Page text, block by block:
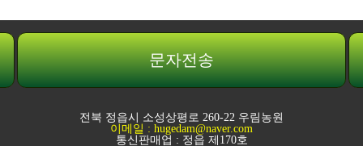
문자전송
전북 정읍시 소성상평로 260-22 우림농원
이메일 : hugedam@naver.com
통신판매업 : 정읍 제170호